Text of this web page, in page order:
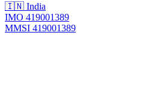
🇮🇳 India
IMO 419001389
MMSI 419001389